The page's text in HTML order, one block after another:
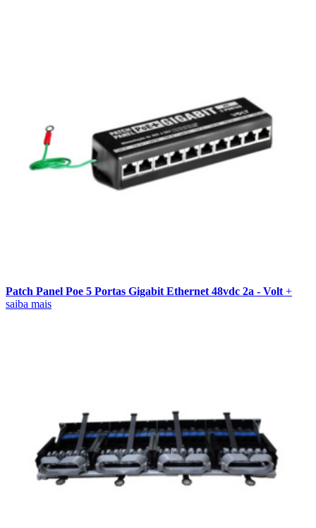
Patch Panel Poe 5 Portas Gigabit Ethernet 48vdc 2a - Volt +
saiba mais